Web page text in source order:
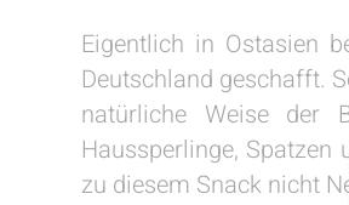
Eigentlich in Ostasien
Deutschland geschafft.
natürliche Weise der
Haussperlinge,
zu diesem Snack nicht